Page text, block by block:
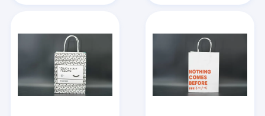
Prodotti
Circa noi
Giro della fabbrica